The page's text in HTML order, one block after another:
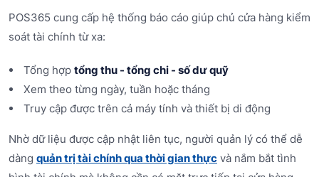
POS365 cung cấp hệ thống báo cáo giúp chủ cửa hàng kiểm
soát tài chính từ xa:
Tổng hợp tổng thu - tổng chi - số dư quỹ
Xem theo từng ngày, tuần hoặc tháng
Truy cập được trên cả máy tính và thiết bị di động
Nhờ dữ liệu được cập nhật liên tục, người quản lý có thể dễ
dàng quản trị tài chính qua thời gian thực và nắm bắt tình